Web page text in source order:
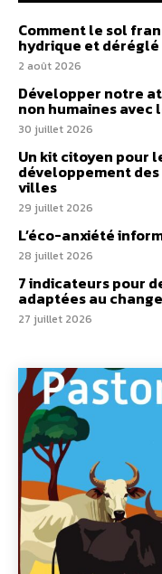
Comment le sol
hydrique et
2 août 2026
Développer notre
non humaines avec
30 juillet 2026
Un kit citoyen pour
développement
villes
29 juillet 2026
L’éco-anxiété
28 juillet 2026
7 indicateurs pour
adaptées au
27 juillet 2026